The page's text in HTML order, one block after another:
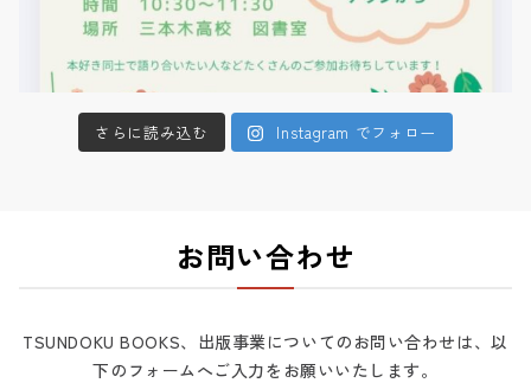
さらに読み込む Instagram でフォロー
お問い合わせ
TSUNDOKU BOOKS、出版事業についてのお問い合わせは、以
下のフォームへご入力をお願いいたします。